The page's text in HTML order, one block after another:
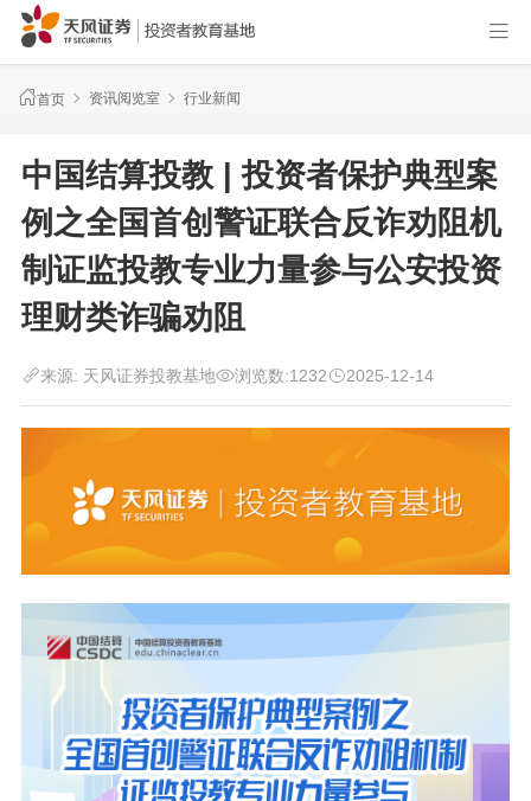
首页 资讯阅览室 行业新闻
中国结算投教 | 投资者保护典型案
例之全国首创警证联合反诈劝阻机
制证监投教专业力量参与公安投资
理财类诈骗劝阻
来源: 天风证券投教基地 浏览数:1232 2025-12-14